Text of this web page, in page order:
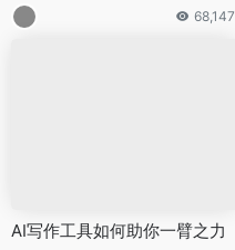
68,147
AI写作工具如何助你一臂之力